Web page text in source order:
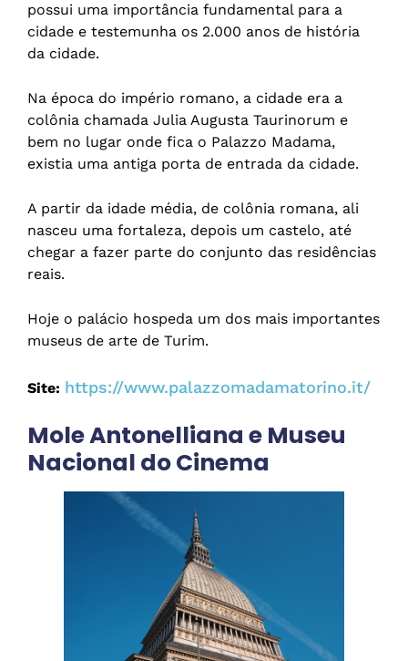
possui uma importância fundamental para a
cidade e testemunha os 2.000 anos de história
da cidade.
Na época do império romano, a cidade era a
colônia chamada Julia Augusta Taurinorum e
bem no lugar onde fica o Palazzo Madama,
existia uma antiga porta de entrada da cidade.
A partir da idade média, de colônia romana, ali
nasceu uma fortaleza, depois um castelo, até
chegar a fazer parte do conjunto das residências
reais.
Hoje o palácio hospeda um dos mais importantes
museus de arte de Turim.
Site: https://www.palazzomadamatorino.it/
Mole Antonelliana e Museu
Nacional do Cinema